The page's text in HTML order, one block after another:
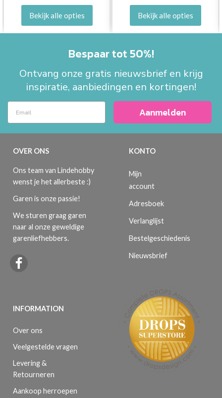
Bekijk alle opties Bekijk alle opties
Bespaar tot 50%!
Ontvang onze gratis nieuwsbrief en krijg
inspiratie, aanbiedingen en kortingen!
Aanmelden
OVER ONS
Ons team van Lindehobby
wenst je het allerbeste :)
Garen is onze passie!
We sturen graag garen
naar al onze geweldige
garenliefhebbers.
INFORMATION
Over ons
Veelgestelde vragen
Levering &
Retourneren
Aankoop herroepen
KONTO
Mijn
account
Adresboek
Verlanglijst
Bestelgeschiedenis
Nieuwsbrief